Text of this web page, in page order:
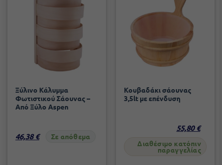
Ξύλινο Κάλυμμα
Φωτιστικού Σάουνας –
Από Ξύλο Aspen
46,38€ Σε απόθεμα
Κουβαδάκι σάουνας
3,5lt με επένδυση
55,80€
Διαθέσιμο κατόπιν
παραγγελίας